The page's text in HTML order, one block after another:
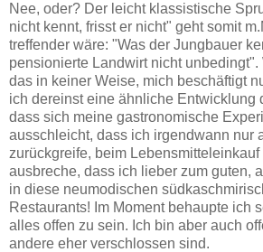
Nee, oder? Der leicht klassistische
nicht kennt, frisst er nicht" geht somit
treffender wäre: "Was der Jungbauer
pensionierte Landwirt nicht unbedingt".
das in keiner Weise, mich beschäftigt
ich dereinst eine ähnliche Entwicklung
dass sich meine gastronomische
ausschleicht, dass ich irgendwann nur
zurückgreife, beim
ausbreche, dass ich lieber zum guten,
in diese neumodischen
Restaurants! Im Moment behaupte ich
alles offen zu sein. Ich bin aber auch
andere eher verschlossen sind.